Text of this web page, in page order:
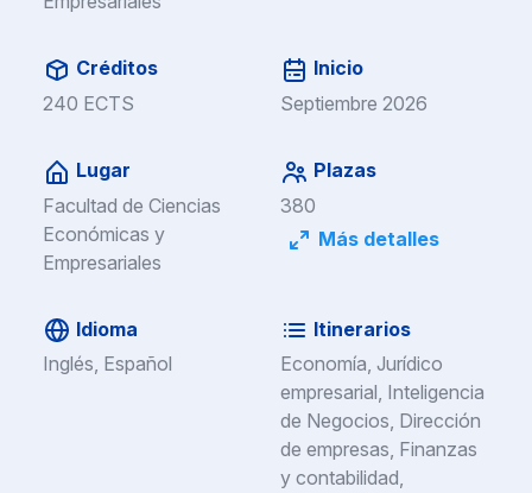
Créditos
240 ECTS
Inicio
Septiembre 2026
Lugar
Facultad de Ciencias
Económicas y
Empresariales
Plazas
380
Más detalles
Idioma
Inglés, Español
Itinerarios
Economía, Jurídico
empresarial, Inteligencia
de Negocios, Dirección
de empresas, Finanzas
y contabilidad,